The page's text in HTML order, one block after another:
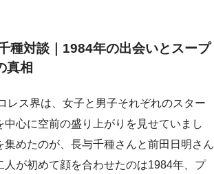
種対談｜1984年の出会いとスープ
真相
レス界は、女子と男子それぞれのスター
中心に空前の盛り上がりを見せていまし
集めたのが、長与千種さんと前田日明さん
人が初めて顔を合わせたのは1984年、プ